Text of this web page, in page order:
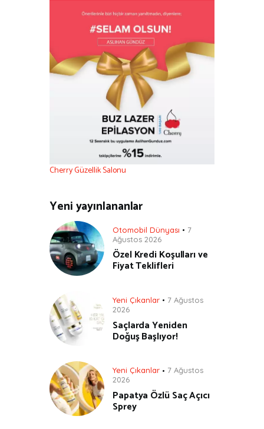
Cherry Güzellik Salonu
Yeni yayınlananlar
Otomobil Dünyası
7
Ağustos 2026
Özel Kredi Koşulları ve
Fiyat Teklifleri
Yeni Çıkanlar
7 Ağustos
2026
Saçlarda Yeniden
Doğuş Başlıyor!
Yeni Çıkanlar
7 Ağustos
2026
Papatya Özlü Saç Açıcı
Sprey